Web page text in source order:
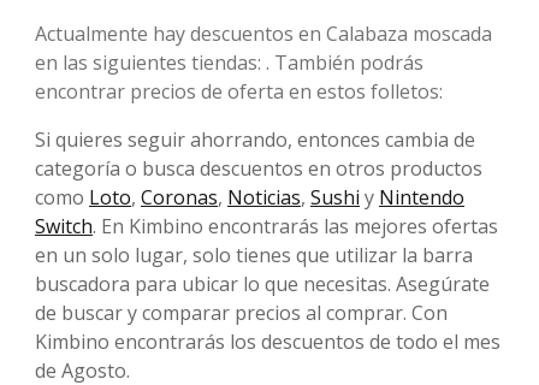
Actualmente hay descuentos en Calabaza moscada
en las siguientes tiendas: . También podrás
encontrar precios de oferta en estos folletos:
Si quieres seguir ahorrando, entonces cambia de
categoría o busca descuentos en otros productos
como Loto, Coronas, Noticias, Sushi y Nintendo
Switch. En Kimbino encontrarás las mejores ofertas
en un solo lugar, solo tienes que utilizar la barra
buscadora para ubicar lo que necesitas. Asegúrate
de buscar y comparar precios al comprar. Con
Kimbino encontrarás los descuentos de todo el mes
de Agosto.